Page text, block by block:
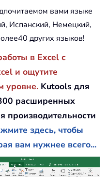
вами языке
Испанский, Немецкий,
других языков!
в Excel с
и ощутите
уровне. Kutools для
расширенных
здесь, чтобы
вам нужнее всего...